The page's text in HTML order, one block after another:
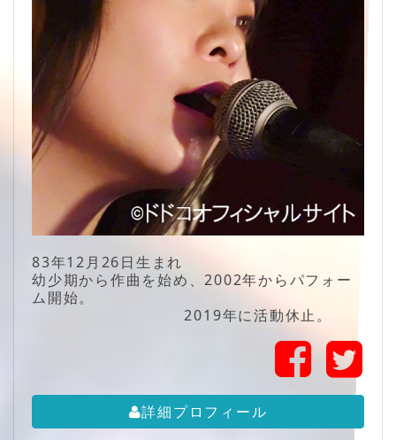
83年12月26日生まれ
幼少期から作曲を始め、2002年からパフォー
ム開始。
2019年に活動休止。
詳細プロフィール